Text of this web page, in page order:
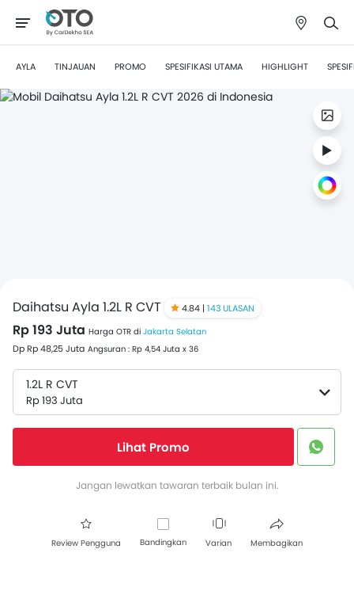
AYLA TINJAUAN PROMO SPESIFIKASI UTAMA HIGHLIGHT
Daihatsu Ayla 1.2L R CVT 4.84 | 143 ULASAN
Rp 193 Juta Harga OTR di Jakarta Selatan
Dp Rp 48,25 Juta Angsuran : Rp 4,54 Juta x 36
1.2L R CVT
Rp 193 Juta
Lihat Promo
Jangan lewatkan tawaran terbaik bulan ini.
Review Pengguna Bandingkan Varian Membagikan